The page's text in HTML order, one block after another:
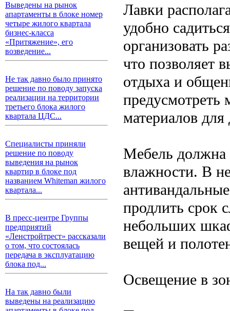
Выведены на рынок
апартаменты в блоке номер
четыре жилого квартала
бизнес-класса
«Притяжение», его
возведение...
Не так давно было принято
решение по поводу запуска
реализации на территории
третьего блока жилого
квартала ЦДС...
Специалисты приняли
решение по поводу
выведения на рынок
квартир в блоке под
названием Whiteman жилого
квартала...
В пресс-центре Группы
предприятий
«Ленстройтрест» рассказали
о том, что состоялась
передача в эксплуатацию
блока под...
На так давно были
выведены на реализацию
Лавки
удобно
организовать
что позволяет
отдыха и
предусмотреть
материалов
Мебель должна
влажности. В
продлить срок
небольших
вещей и
Освещение в